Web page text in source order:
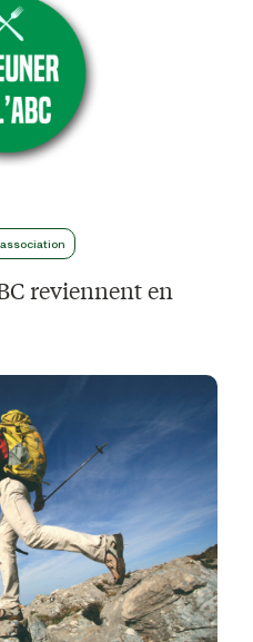
reviennent en